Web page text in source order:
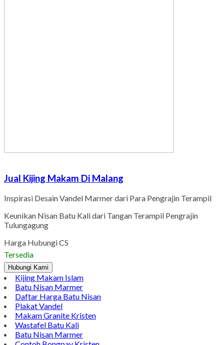
Jual Kijing Makam Di Malang
Inspirasi Desain Vandel Marmer dari Para Pengrajin Terampil
Keunikan Nisan Batu Kali dari Tangan Terampil Pengrajin
Tulungagung
Harga Hubungi CS
Tersedia
Hubungi Kami
Kijing Makam Islam
Batu Nisan Marmer
Daftar Harga Batu Nisan
Plakat Vandel
Makam Granite Kristen
Wastafel Batu Kali
Batu Nisan Marmer